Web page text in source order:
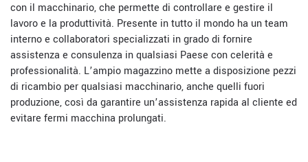
con il macchinario, che permette di controllare e gestire il
lavoro e la produttività. Presente in tutto il mondo ha un team
interno e collaboratori specializzati in grado di fornire
assistenza e consulenza in qualsiasi Paese con celerità e
professionalità. L’ampio magazzino mette a disposizione pezzi
di ricambio per qualsiasi macchinario, anche quelli fuori
produzione, così da garantire un’assistenza rapida al cliente ed
evitare fermi macchina prolungati.